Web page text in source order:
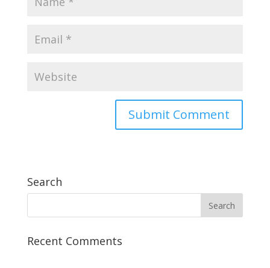
Search
Recent Comments